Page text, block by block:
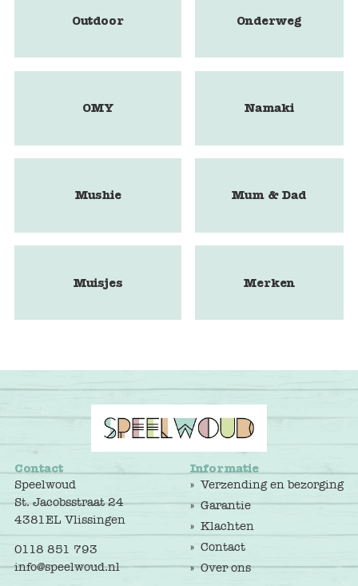
Outdoor Onderweg
OMY Namaki
Mushie Mum & Dad
Muisjes Merken
Contact
Speelwoud
St. Jacobsstraat 24
4381EL Vlissingen
0118 851 793
info@speelwoud.nl
Informatie
Verzending en bezorging
Garantie
Klachten
Contact
Over ons